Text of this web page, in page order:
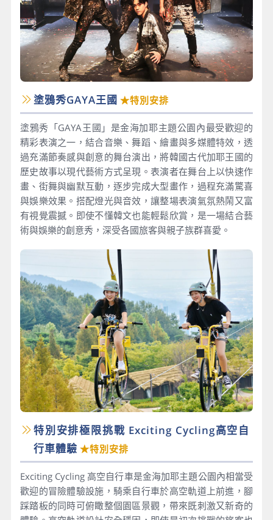
塗鴉秀GAYA王國 ★特別安排
塗鴉秀「GAYA王國」是金海加耶主題公園內最受歡迎的
精彩表演之一，結合音樂、舞蹈、繪畫與多媒體特效，透
過充滿節奏感與創意的舞台演出，將韓國古代加耶王國的
歷史故事以現代藝術方式呈現。表演者在舞台上以快速作
畫、街舞與幽默互動，逐步完成大型畫作，過程充滿驚喜
與娛樂效果。搭配燈光與音效，讓整場表演氣氛熱鬧又富
有視覺震撼。即使不懂韓文也能輕鬆欣賞，是一場結合藝
術與娛樂的創意秀，深受各國旅客與親子族群喜愛。
特別安排極限挑戰 Exciting Cycling高空自
行車體驗 ★特別安排
Exciting Cycling 高空自行車是金海加耶主題公園內相當受
歡迎的冒險體驗設施，騎乘自行車於高空軌道上前進，腳
踩踏板的同時可俯瞰整個園區景觀，帶來既刺激又新奇的